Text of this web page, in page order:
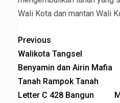
Wali Kota dan mantan Wali
Previous
Walikota Tangsel
Benyamin dan Airin Mafia
Tanah Rampok Tanah
Letter C 428 Bangun